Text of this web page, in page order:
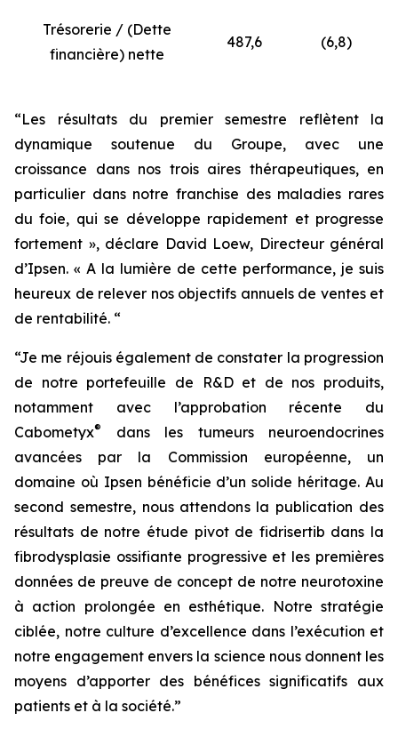
Trésorerie / (Dette
financière) nette
487,6 (6,8)
“Les résultats du premier semestre reflètent la
dynamique soutenue du Groupe, avec une
croissance dans nos trois aires thérapeutiques, en
particulier dans notre franchise des maladies rares
du foie, qui se développe rapidement et progresse
fortement », déclare David Loew, Directeur général
d’Ipsen. « A la lumière de cette performance, je suis
heureux de relever nos objectifs annuels de ventes et
de rentabilité. “
“Je me réjouis également de constater la progression
de notre portefeuille de R&D et de nos produits,
notamment avec l’approbation récente du
Cabometyx®
dans les tumeurs neuroendocrines
avancées par la Commission européenne, un
domaine où Ipsen bénéficie d’un solide héritage. Au
second semestre, nous attendons la publication des
résultats de notre étude pivot de fidrisertib dans la
fibrodysplasie ossifiante progressive et les premières
données de preuve de concept de notre neurotoxine
à action prolongée en esthétique. Notre stratégie
ciblée, notre culture d’excellence dans l’exécution et
notre engagement envers la science nous donnent les
moyens d’apporter des bénéfices significatifs aux
patients et à la société.”